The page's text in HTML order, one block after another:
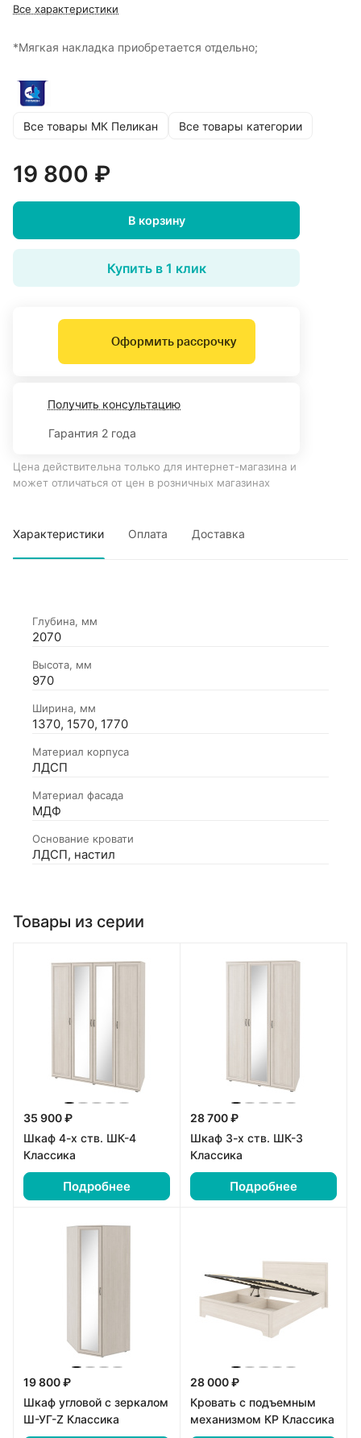
Все характеристики
*Мягкая накладка приобретается отдельно;
Все товары МК Пеликан Все товары категории
19 800 ₽
В корзину
Купить в 1 клик
Оформить рассрочку
Получить консультацию
Гарантия 2 года
Цена действительна только для интернет-магазина и
может отличаться от цен в розничных магазинах
Характеристики Оплата Доставка
Глубина, мм
2070
Высота, мм
970
Ширина, мм
1370, 1570, 1770
Материал корпуса
ЛДСП
Материал фасада
МДФ
Основание кровати
ЛДСП, настил
Товары из серии
35 900 ₽
Шкаф 4-х ств. ШК-4
Классика
Подробнее
28 700 ₽
Шкаф 3-х ств. ШК-3
Классика
Подробнее
19 800 ₽
Шкаф угловой с зеркалом
Ш-УГ-Z Классика
28 000 ₽
Кровать с подъемным
механизмом КР Классика